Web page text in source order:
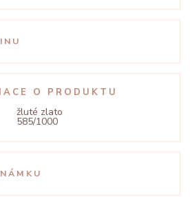
O PRODUKTU
žluté zlato
585/1000